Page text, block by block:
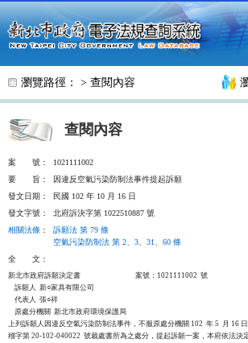
跳至主要內容
瀏覽路徑： > 查閱內容
查閱內容
案 號：
1021111002
要
旨：
因違反空氣污染防制法事件提起訴願
發文日期：
民國 102 年 10 月 16 日
發文字號：
北府訴決字第 1022510887 號
相關法條 ：
訴願法 第 79 條
空氣污染防制法 第 2、3、31、60 條
全
文：
新北市政府訴願決定書                                  案號：1021111002  號
    訴願人  新○家具有限公司
    代表人  張○祥
    原處分機關  新北市政府環境保護局
上列訴願人因違反空氣污染防制法事件，不服原處分機關 102  年 5  月 16
稽字第 20-102-040022  號裁處書所為之處分，提起訴願一案，本府依法決